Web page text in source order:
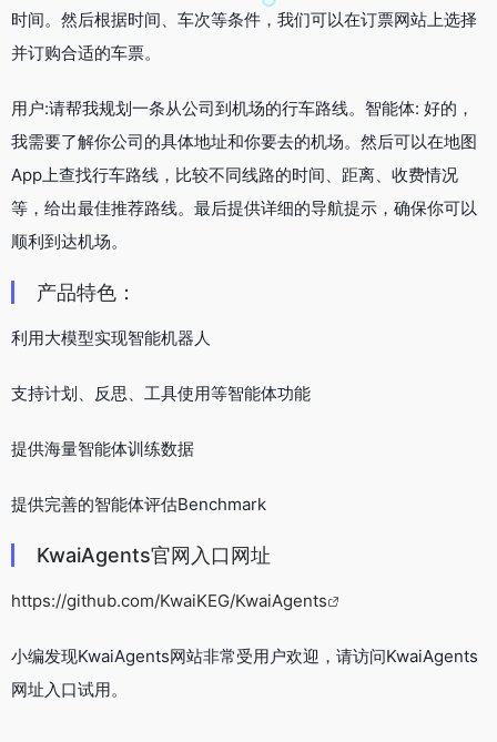
时间。然后根据时间、车次等条件，我们可以在订票网站上选择
并订购合适的车票。
用户:请帮我规划一条从公司到机场的行车路线。智能体: 好的，
我需要了解你公司的具体地址和你要去的机场。然后可以在地图
App上查找行车路线，比较不同线路的时间、距离、收费情况
等，给出最佳推荐路线。最后提供详细的导航提示，确保你可以
顺利到达机场。
产品特色：
利用大模型实现智能机器人
支持计划、反思、工具使用等智能体功能
提供海量智能体训练数据
提供完善的智能体评估Benchmark
KwaiAgents官网入口网址
https://github.com/KwaiKEG/KwaiAgents
小编发现KwaiAgents网站非常受用户欢迎，请访问KwaiAgents
网址入口试用。